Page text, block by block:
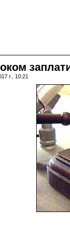
г., 10:21